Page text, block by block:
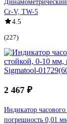
Cr-V, TW-5
4.5
(227)
2 467 ₽
Индикатор
погрешность 0,01